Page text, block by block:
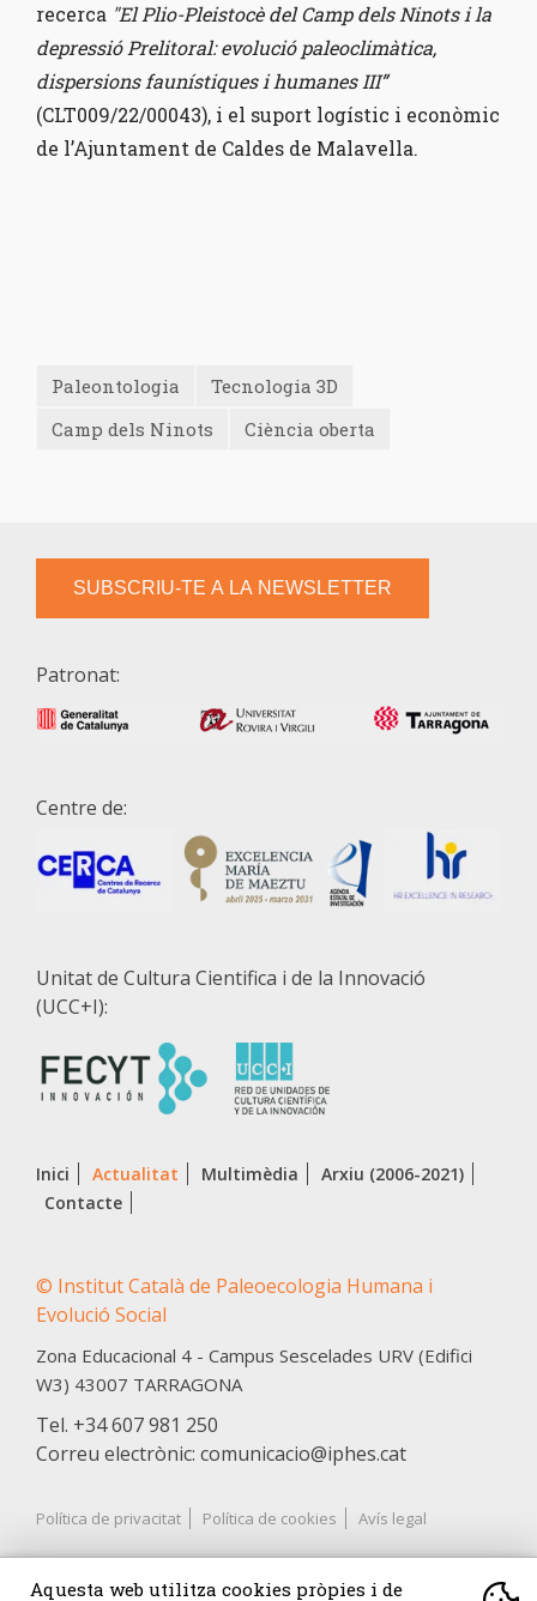
recerca "El Plio-Pleistocè del Camp dels Ninots i la
depressió Prelitoral: evolució paleoclimàtica,
dispersions faunístiques i humanes III”
(CLT009/22/00043), i el suport logístic i econòmic
de l’Ajuntament de Caldes de Malavella.
Paleontologia
Tecnologia 3D
Camp dels Ninots
Ciència oberta
SUBSCRIU-TE A LA NEWSLETTER
Patronat:
Centre de:
Unitat de Cultura Cientifica i de la Innovació
(UCC+I):
Inici Actualitat Multimèdia
Arxiu (2006-2021)
Contacte
© Institut Català de Paleoecologia Humana i
Evolució Social
Zona Educacional 4 - Campus Sescelades URV (Edifici
W3) 43007 TARRAGONA
Tel. +34 607 981 250
Correu electrònic: comunicacio@iphes.cat
Política de privacitat Política de cookies Avís legal
Aquesta web utilitza cookies pròpies i de